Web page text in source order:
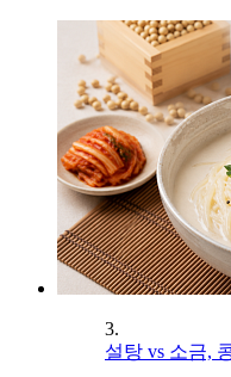
3.
설탕 vs 소금,